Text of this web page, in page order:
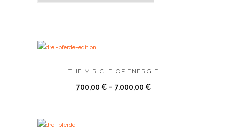
THE MIRICLE OF ENERGIE
700,00 € – 7.000,00 €